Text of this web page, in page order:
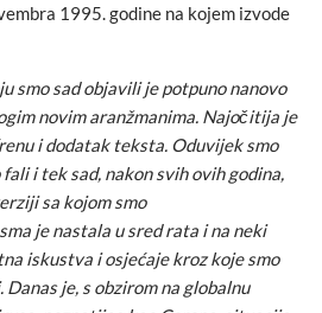
1995. godine na kojem izvode
smo sad objavili je potpuno nanovo
novim aranžmanima. Najočitija je
i dodatak teksta. Oduvijek smo
i tek sad, nakon svih ovih godina,
sa kojom smo
je nastala u sred rata i na neki
iskustva i osjećaje kroz koje smo
je, s obzirom na globalnu